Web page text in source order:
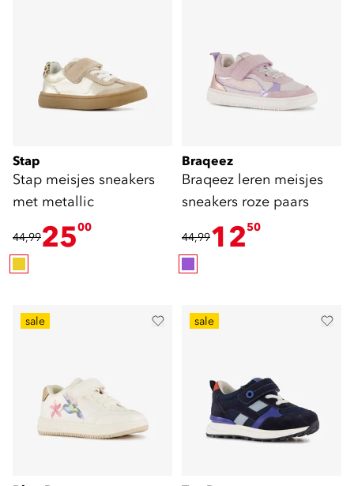
Stap
Stap meisjes sneakers
met metallic
44,992500
Braqeez
Braqeez leren meisjes
sneakers roze paars
44,991250
sale sale